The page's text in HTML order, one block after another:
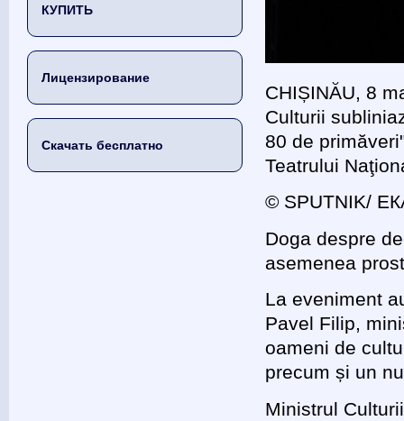
КУПИТЬ
Лицензирование
Скачать бесплатно
CHIȘINĂU, 8
Culturii
80 de
Teatrului
© SPUTNIK/
Doga despre
asemenea
La eveniment
Pavel Filip,
oameni de
precum și un
Ministrul